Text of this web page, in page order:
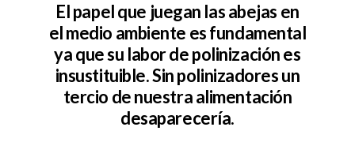
El papel que juegan las abejas en
el medio ambiente es fundamental
ya que su labor de polinización es
insustituible. Sin polinizadores un
tercio de nuestra alimentación
desaparecería.